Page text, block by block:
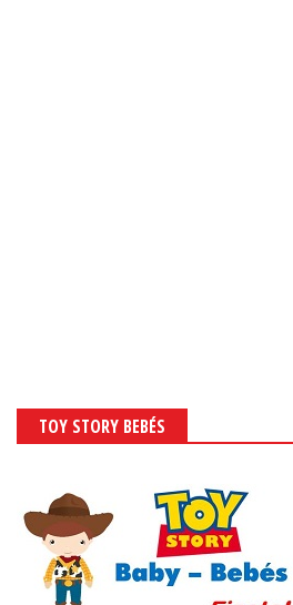
TOY STORY BEBÉS